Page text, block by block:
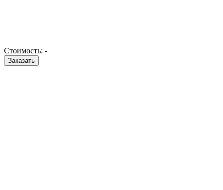
Стоимость: -
Заказать